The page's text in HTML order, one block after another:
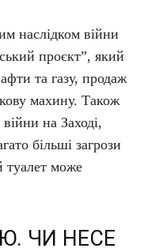
наслідком війни
проєкт”, який
та газу, продаж
махину. Також
на Заході,
більші загрози
туалет може
ЧИ НЕСЕ